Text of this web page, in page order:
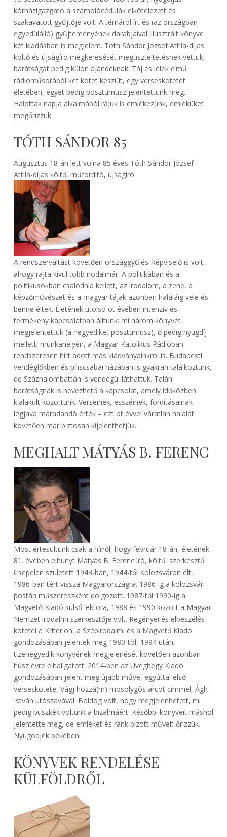
kórházigazgató a számolócédulák elkötelezett és
szakavatott gyűjtője volt. A témáról írt és (az országban
egyedülálló) gyűjteményének darabjaival illusztrált könyve
két kiadásban is megjelent. Tóth Sándor József Attila-díjas
költő és újságíró megkeresését megtiszteltetésnek vettük,
barátságát pedig külön ajándéknak. Táj és lélek című
rádióműsorából két kötet készült, egy verseskötetét
életében, egyet pedig posztumusz jelentettünk meg.
Halottak napja alkalmából rájuk is emlékezünk, emléküket
megőrizzük.
TÓTH SÁNDOR 85
Augusztus 18-án lett volna 85 éves Tóth Sándor József
Attila-díjas költő, műfordító, újságíró.
A rendszerváltást követően országgyűlési képviselő is volt,
ahogy rajta kívül több irodalmár. A politikában és a
politikusokban csalódnia kellett, az irodalom, a zene, a
képzőművészet és a magyar tájak azonban haláláig vele és
benne éltek. Életének utolsó öt évében intenzív és
termékeny kapcsolatban álltunk: mi három könyvét
megjelentettük (a negyediket posztumusz), ő pedig nyugdíj
melletti munkahelyén, a Magyar Katolikus Rádióban
rendszeresen hírt adott más kiadványainkról is. Budapesti
vendéglőkben és piliscsabai házában is gyakran találkoztunk,
de Százhalombattán is vendégül láthattuk. Talán
barátságnak is nevezhető a kapcsolat, amely időközben
kialakult közöttünk. Verseinek, esszéinek, fordításainak
legjava maradandó érték – ezt öt évvel váratlan halálát
követően már biztosan kijelenthetjük.
MEGHALT MÁTYÁS B. FERENC
Most értesültünk csak a hírről, hogy február 18-án, életének
81. évében elhunyt Mátyás B. Ferenc író, költő, szerkesztő.
Csepelen született 1943-ban, 1944-től Kolozsváron élt,
1986-ban tért vissza Magyarországra. 1986-ig a kolozsvári
postán műszerészként dolgozott. 1987-től 1990-ig a
Magvető Kiadó külső lektora, 1988 és 1990 között a Magyar
Nemzet irodalmi szerkesztője volt. Regényei és elbeszélés-
kötetei a Kriterion, a Szépirodalmi és a Magvető Kiadó
gondozásában jelentek meg 1980-tól, 1994 után,
tizenegyedik könyvének megjelenését követően azonban
húsz évre elhallgatott. 2014-ben az Üveghegy Kiadó
gondozásában jelent meg újabb műve, egyúttal első
verseskötete, Vágj hozzá(m) mosolygós arcot címmel, Ágh
István utószavával. Boldog volt, hogy megjelenhetett, mi
pedig büszkék voltunk a bizalmáért. Későbbi könyveit máshol
jelentette meg, de emlékét és ránk bízott műveit őrizzük.
Nyugodjék békében!
KÖNYVEK RENDELÉSE
KÜLFÖLDRŐL